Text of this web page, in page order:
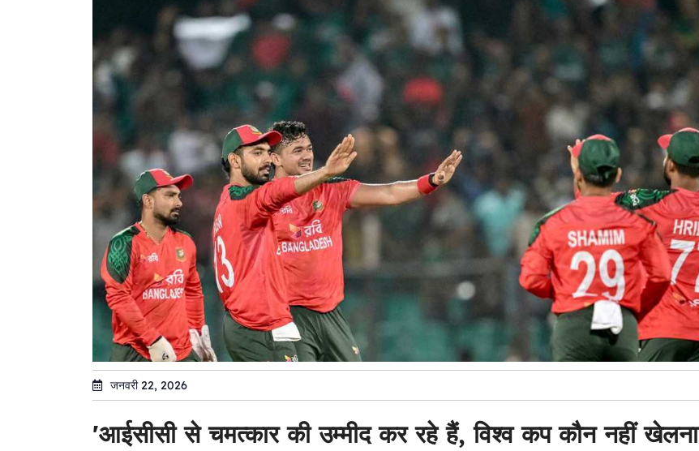
जनवरी 22, 2026
'आईसीसी से चमत्कार की उम्मीद कर रहे हैं, विश्व कप कौन नहीं खेलना